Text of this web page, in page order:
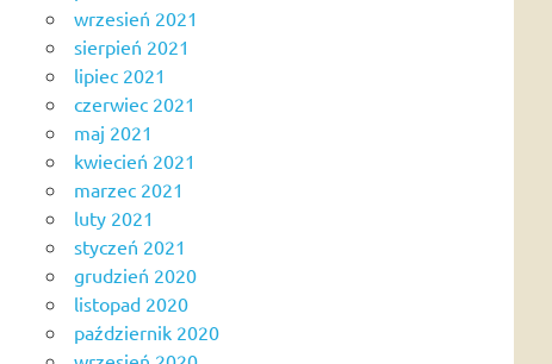
wrzesień 2021
sierpień 2021
lipiec 2021
czerwiec 2021
maj 2021
kwiecień 2021
marzec 2021
luty 2021
styczeń 2021
grudzień 2020
listopad 2020
październik 2020